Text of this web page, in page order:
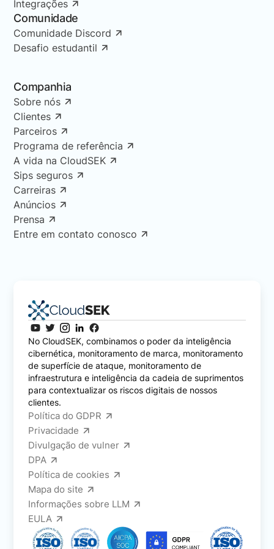
Integrações
Comunidade
Comunidade Discord
Desafio estudantil
Companhia
Sobre nós
Clientes
Parceiros
Programa de referência
A vida na CloudSEK
Sips seguros
Carreiras
Anúncios
Prensa
Entre em contato conosco
No CloudSEK, combinamos o poder da inteligência
cibernética, monitoramento de marca, monitoramento
de superfície de ataque, monitoramento de
infraestrutura e inteligência da cadeia de suprimentos
para contextualizar os riscos digitais de nossos
clientes.
Política do GDPR
Privacidade
Divulgação de vulner
DPA
Política de cookies
Mapa do site
Informações sobre LLM
EULA